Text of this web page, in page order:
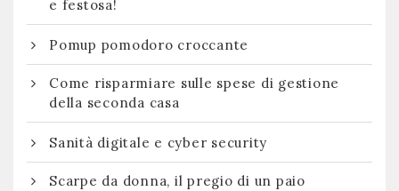
e festosa!
Pomup pomodoro croccante
Come risparmiare sulle spese di gestione
della seconda casa
Sanità digitale e cyber security
Scarpe da donna, il pregio di un paio